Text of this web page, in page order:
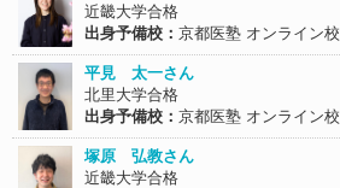
近畿大学合格
出身予備校： 京都医塾 オンライン校
平見 太一さん
北里大学合格
出身予備校： 京都医塾 オンライン校
塚原 弘教さん
近畿大学合格